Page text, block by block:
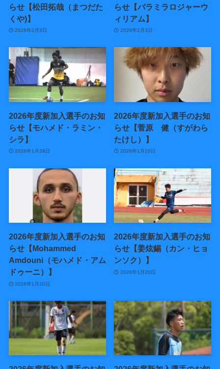
らせ【松田拓哉（まつだた
くや)】
2026年2月3日
らせ【バラミラロジャーウ
ィリアム】
2026年2月3日
2026年度新加入選手のお知
らせ【モハメド・ラミン・
シラ】
2026年1月28日
2026年度新加入選手のお知
らせ【菅原 健（すがわら
たけし）】
2026年1月20日
2026年度新加入選手のお知
らせ【Mohammed
Amdouni（モハメド・アム
ドゥーニ）】
2026年1月20日
2026年度新加入選手のお知
らせ【姜炫錫（カン・ヒョ
ンソク）】
2026年1月20日